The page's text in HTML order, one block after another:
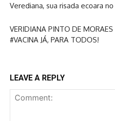
Verediana, sua risada ecoara
VERIDIANA PINTO DE MORAES
#VACINA JÁ, PARA TODOS!
LEAVE A REPLY